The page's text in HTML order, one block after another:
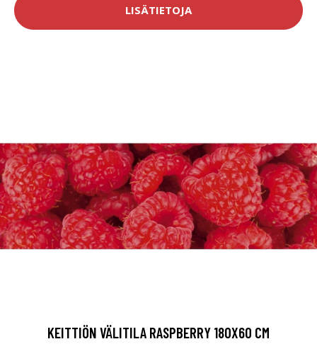
LISÄTIETOJA
KEITTIÖN VÄLITILA RASPBERRY 180X60 CM